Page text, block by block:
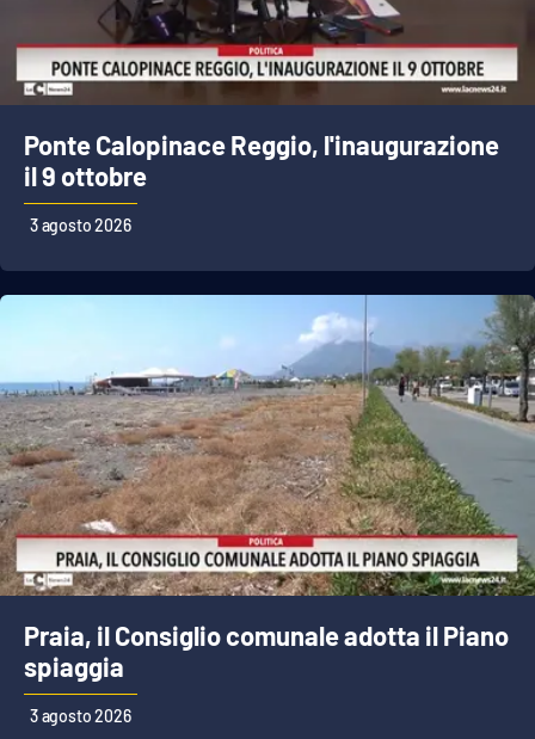
PROGETTI
SPECIALI
CALABRIAVISIONE
Destinazioni
Food
Storie
LAC
NETWORK
Lacplay.it
Lactv.it
Laconair.it
Ponte Calopinace Reggio, l'inaugurazione
il 9 ottobre
3 agosto 2026
Praia, il Consiglio comunale adotta il Piano
spiaggia
3 agosto 2026